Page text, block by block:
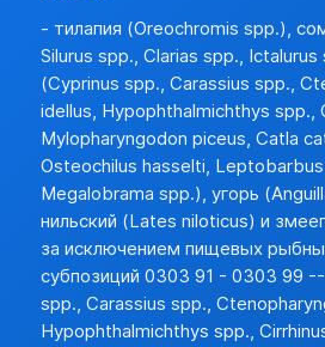
- тилапия (Oreochromis spp.),
Silurus spp., Clarias spp., Ictalurus
(Cyprinus spp., Carassius spp.,
idellus, Hypophthalmichthys spp.,
Mylopharyngodon piceus, Catla
Osteochilus hasselti,
Megalobrama spp.), угорь
нильский (Lates niloticus) и
за исключением пищевых
субпозиций 0303 91 - 0303 99
spp., Carassius spp.,
Hypophthalmichthys spp.,